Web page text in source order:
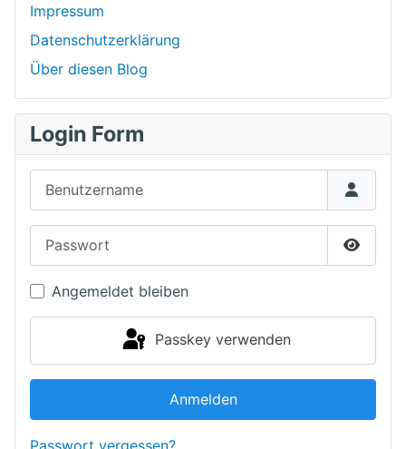
Impressum
Datenschutzerklärung
Über diesen Blog
Login Form
Angemeldet bleiben
Passkey verwenden
Anmelden
Passwort vergessen?